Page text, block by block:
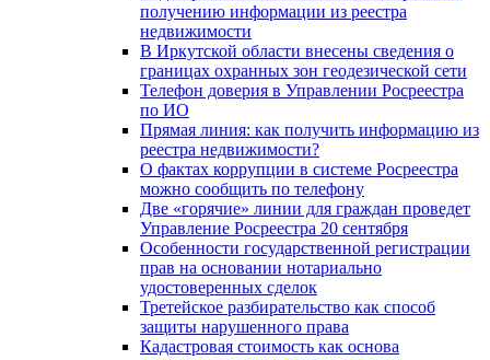
получению информации из реестра
недвижимости
В Иркутской области внесены сведения о
границах охранных зон геодезической сети
Телефон доверия в Управлении Росреестра
по ИО
Прямая линия: как получить информацию из
реестра недвижимости?
О фактах коррупции в системе Росреестра
можно сообщить по телефону
Две «горячие» линии для граждан проведет
Управление Росреестра 20 сентября
Особенности государственной регистрации
прав на основании нотариально
удостоверенных сделок
Третейское разбирательство как способ
защиты нарушенного права
Кадастровая стоимость как основа